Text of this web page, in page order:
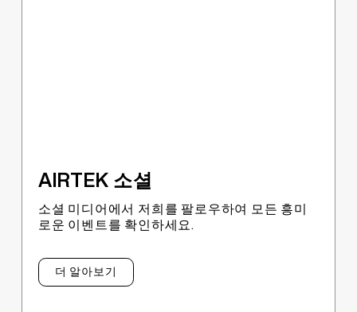
AIRTEK 소셜
소셜 미디어에서 저희를 팔로우하여 모든 흥미
로운 이벤트를 확인하세요.
더 알아보기